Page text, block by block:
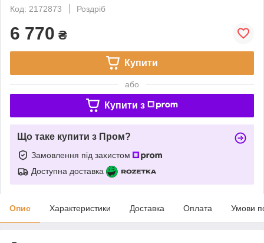
Код: 2172873
Роздріб
6 770 ₴
Купити
або
Купити з
Що таке купити з Пром?
Замовлення під захистом
Доступна доставка
Опис Характеристики Доставка Оплата Умови